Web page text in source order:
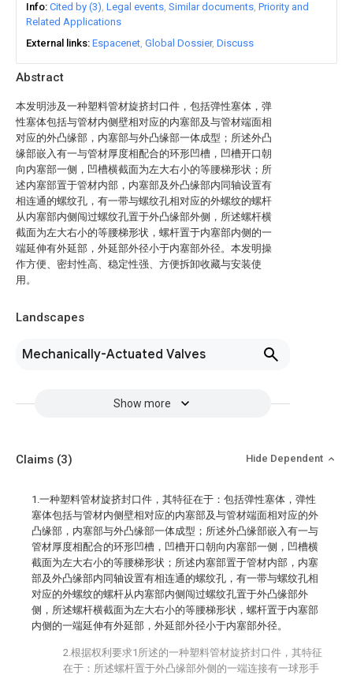
Abstract
本发明涉及一种塑料管材旋挤封口件，包括弹性塞体，弹
性塞体包括与管材内侧壁相对应的内塞部及与管材端面相
对应的外凸缘部，内塞部与外凸缘部一体成型；所述外凸
缘部嵌入有一与管材厚度相配合的环形凹槽，凹槽开口朝
向内塞部一侧，凹槽横截面为左大右小的等腰梯形状；所
述内塞部置于管材内部，内塞部及外凸缘部内同轴设置有
相连通的螺纹孔，有一带与螺纹孔相对应的外螺纹的螺杆
从内塞部内侧闯过螺纹孔置于外凸缘部外侧，所述螺杆横
截面为左大右小的等腰梯形状，螺杆置于内塞部内侧的一
端延伸有外延部，外延部外径小于内塞部外径。本发明操
作方便、密封性高、稳定性强、方便拆卸收藏与安装使
用。
Landscapes
Mechanically-Actuated Valves
Show more
Info Cited by (3) Legal events Similar documents Priority and
Related Applications
External links Espacenet Global Dossier Discuss
Claims (3) Hide Dependent
1.一种塑料管材旋挤封口件，其特征在于：包括弹性塞体，弹性
塞体包括与管材内侧壁相对应的内塞部及与管材端面相对应的外
凸缘部，内塞部与外凸缘部一体成型；所述外凸缘部嵌入有一与
管材厚度相配合的环形凹槽，凹槽开口朝向内塞部一侧，凹槽横
截面为左大右小的等腰梯形状；所述内塞部置于管材内部，内塞
部及外凸缘部内同轴设置有相连通的螺纹孔，有一带与螺纹孔相
对应的外螺纹的螺杆从内塞部内侧闯过螺纹孔置于外凸缘部外
侧，所述螺杆横截面为左大右小的等腰梯形状，螺杆置于内塞部
内侧的一端延伸有外延部，外延部外径小于内塞部外径。
2.根据权利要求1所述的一种塑料管材旋挤封口件，其特征
在于：所述螺杆置于外凸缘部外侧的一端连接有一球形手